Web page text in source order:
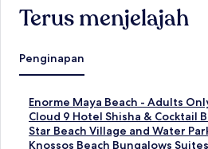
Terus menjelajah
Penginapan
Enorme Maya Beach - Adults
T
a
u
t
Cloud 9 Hotel Shisha & Cocktail
T
a
u
Star Beach Village and Water
T
a
Knossos Beach Bungalows
T